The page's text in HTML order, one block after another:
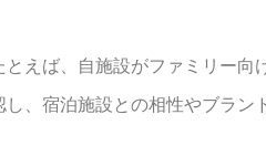
えば、自施設がファミリー
、宿泊施設との相性やブラン